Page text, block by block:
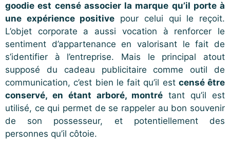
goodie est censé associer la marque qu’il porte à
une expérience positive pour celui qui le reçoit.
L’objet corporate a aussi vocation à renforcer le
sentiment d’appartenance en valorisant le fait de
s’identifier à l’entreprise. Mais le principal atout
supposé du cadeau publicitaire comme outil de
communication, c’est bien le fait qu’il est censé être
conservé, en étant arboré, montré tant qu’il est
utilisé, ce qui permet de se rappeler au bon souvenir
de son possesseur, et potentiellement des
personnes qu’il côtoie.